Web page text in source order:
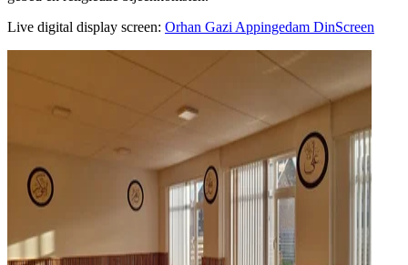
Live digital display screen: Orhan Gazi Appingedam DinScreen